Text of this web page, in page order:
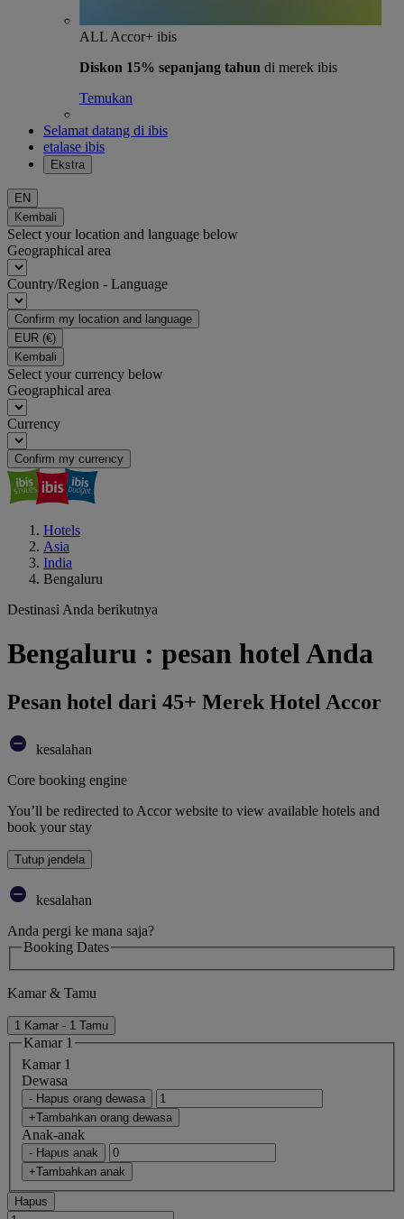
ALL Accor+ ibis
Diskon 15% sepanjang tahun di merek ibis
Temukan
Selamat datang di ibis
etalase ibis
Ekstra
EN
Kembali
Select your location and language below
Geographical area
Country/Region - Language
Confirm my location and language
EUR (€)
Kembali
Select your currency below
Geographical area
Currency
Confirm my currency
Hotels
Asia
India
Bengaluru
Destinasi Anda berikutnya
Bengaluru : pesan hotel Anda
Pesan hotel dari 45+ Merek Hotel Accor
kesalahan
Core booking engine
You’ll be redirected to Accor website to view available hotels and
book your stay
Tutup jendela
kesalahan
Anda pergi ke mana saja?
Booking Dates
Kamar & Tamu
1 Kamar - 1 Tamu
Kamar 1
Kamar 1
Dewasa
- Hapus orang dewasa
+Tambahkan orang dewasa
Anak-anak
- Hapus anak
+Tambahkan anak
Hapus